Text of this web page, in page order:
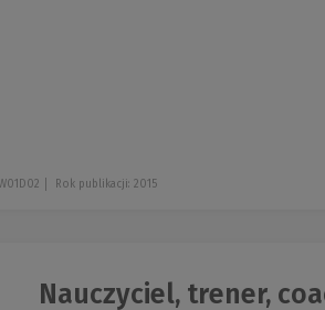
Rok publikacji: 2015
Nauczyciel, trener,